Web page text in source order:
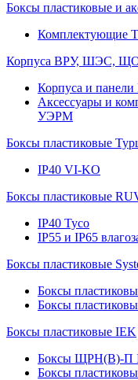
Боксы пластиковые и
Комплектующие
Корпуса ВРУ, ШЭС,
Корпуса и
Аксессуары и
УЭРМ
Боксы пластиковые
IP40 VI-KO
Боксы пластиковые
IP40 Тусо
IP55 и IP65
Боксы пластиковые
Боксы
Боксы
Боксы пластиковые IEK
Боксы ЩРН(В)-П
Боксы